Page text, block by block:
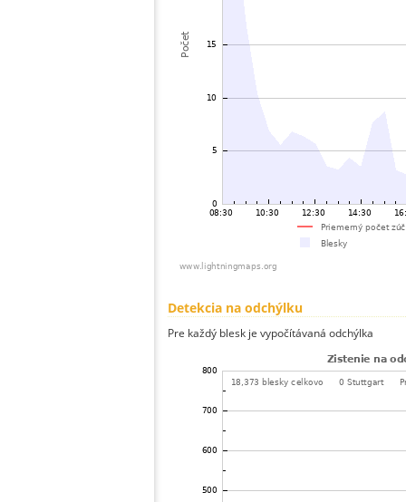
Detekcia na odchýlku
Pre každý blesk je vypočítávaná odchýlka